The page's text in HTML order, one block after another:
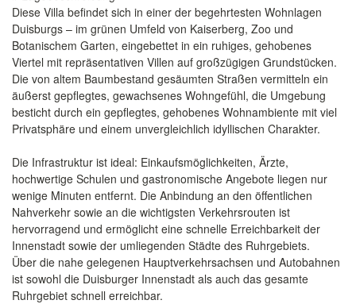
Diese Villa befindet sich in einer der begehrtesten Wohnlagen
Duisburgs – im grünen Umfeld von Kaiserberg, Zoo und
Botanischem Garten, eingebettet in ein ruhiges, gehobenes
Viertel mit repräsentativen Villen auf großzügigen Grundstücken.
Die von altem Baumbestand gesäumten Straßen vermitteln ein
äußerst gepflegtes, gewachsenes Wohngefühl, die Umgebung
besticht durch ein gepflegtes, gehobenes Wohnambiente mit viel
Privatsphäre und einem unvergleichlich idyllischen Charakter.
Die Infrastruktur ist ideal: Einkaufsmöglichkeiten, Ärzte,
hochwertige Schulen und gastronomische Angebote liegen nur
wenige Minuten entfernt. Die Anbindung an den öffentlichen
Nahverkehr sowie an die wichtigsten Verkehrsrouten ist
hervorragend und ermöglicht eine schnelle Erreichbarkeit der
Innenstadt sowie der umliegenden Städte des Ruhrgebiets.
Über die nahe gelegenen Hauptverkehrsachsen und Autobahnen
ist sowohl die Duisburger Innenstadt als auch das gesamte
Ruhrgebiet schnell erreichbar.